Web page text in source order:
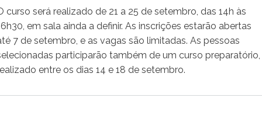
curso será realizado de 21 a 25 de setembro, das 14h às
em sala ainda a definir. As inscrições estarão abertas
7 de setembro, e as vagas são limitadas. As pessoas
participarão também de um curso preparatório,
entre os dias 14 e 18 de setembro.